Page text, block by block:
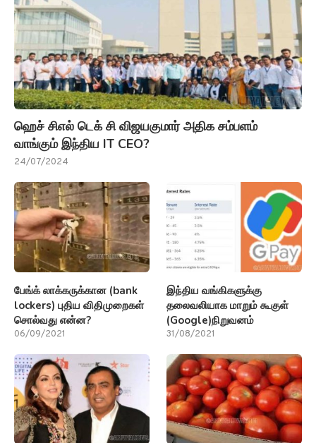
ஹெச் சிஎல் டெக் சி விஜயகுமார் அதிக சம்பளம்
வாங்கும் இந்திய IT CEO?
24/07/2024
பேங்க் லாக்கருக்கான (bank
lockers) புதிய விதிமுறைகள்
சொல்வது என்ன?
06/09/2021
இந்திய வங்கிகளுக்கு
தலைவலியாக மாறும் கூகுள்
(Google)நிறுவனம்
31/08/2021